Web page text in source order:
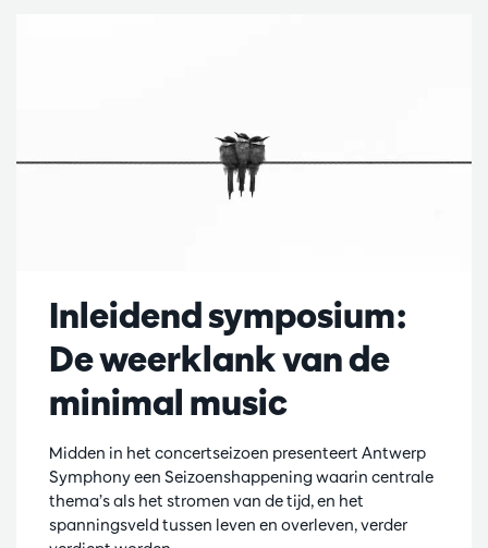
Inleidend symposium:
De weerklank van de
minimal music
Midden in het concertseizoen presenteert Antwerp
Symphony een Seizoenshappening waarin centrale
thema’s als het stromen van de tijd, en het
spanningsveld tussen leven en overleven, verder